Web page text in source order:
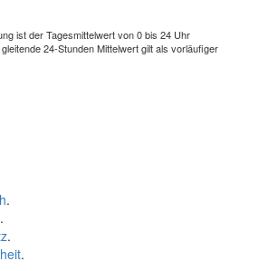
ist der Tagesmittelwert von 0 bis 24 Uhr
24-Stunden Mittelwert gilt als vorläufiger
.
.
.
.